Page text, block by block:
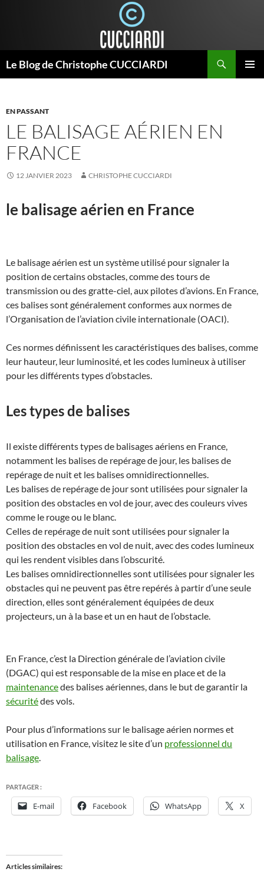
Le Blog de Christophe CUCCIARDI
EN PASSANT
LE BALISAGE AÉRIEN EN
FRANCE
12 JANVIER 2023 CHRISTOPHE CUCCIARDI
le balisage aérien en France
Le balisage aérien est un système utilisé pour signaler la
position de certains obstacles, comme des tours de
transmission ou des gratte-ciel, aux pilotes d’avions. En France,
ces balises sont généralement conformes aux normes de
l’Organisation de l’aviation civile internationale (OACI).
Ces normes définissent les caractéristiques des balises, comme
leur hauteur, leur luminosité, et les codes lumineux à utiliser
pour les différents types d’obstacles.
Les types de balises
Il existe différents types de balisages aériens en France,
notamment les balises de repérage de jour, les balises de
repérage de nuit et les balises omnidirectionnelles.
Les balises de repérage de jour sont utilisées pour signaler la
position des obstacles en vol de jour, avec des couleurs vives
comme le rouge ou le blanc.
Celles de repérage de nuit sont utilisées pour signaler la
position des obstacles en vol de nuit, avec des codes lumineux
qui les rendent visibles dans l’obscurité.
Les balises omnidirectionnelles sont utilisées pour signaler les
obstacles qui ne peuvent pas être repérés à partir d’une seule
direction, elles sont généralement équipées de deux
projecteurs, un à la base et un en haut de l’obstacle.
En France, c’est la Direction générale de l’aviation civile
(DGAC) qui est responsable de la mise en place et de la
maintenancedes balises aériennes, dans le but de garantir la
sécuritédes vols.
Pour plus d’informations sur le balisage aérien normes et
utilisation en France, visitez le site d’un professionnel du
balisage.
PARTAGER :
E-mail Facebook WhatsApp X
Articles similaires